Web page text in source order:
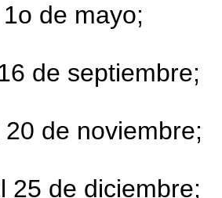
1o de mayo;
de septiembre;
de noviembre;
25 de diciembre;